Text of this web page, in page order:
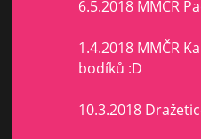
6.5.2018 MMČR
1.4.2018 MMČR
bodíků :D
10.3.2018